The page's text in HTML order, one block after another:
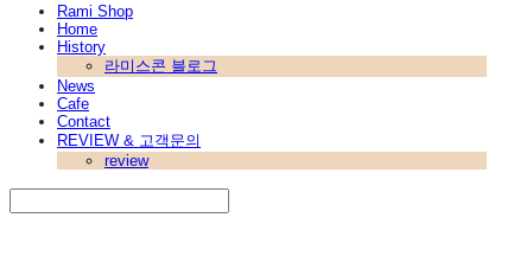
Rami Shop
Home
History
라미스콘 블로그
News
Cafe
Contact
REVIEW & 고객문의
review